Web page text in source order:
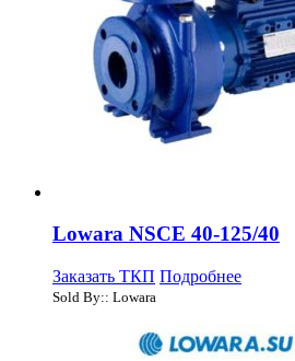
Lowara NSCE 40-125/40
Заказать ТКП Подробнее
Sold By:: Lowara